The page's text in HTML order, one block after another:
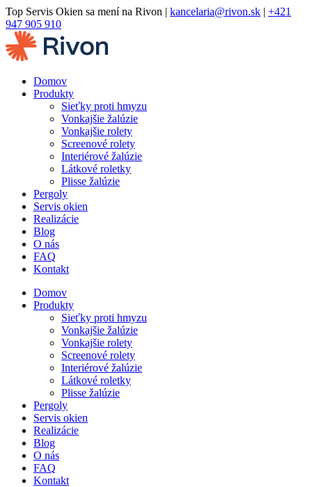
Preskočiť
na
obsah
Top Servis Okien sa mení na Rivon | kancelaria@rivon.sk | +421
947 905 910
Domov
Produkty
Sieťky proti hmyzu
Vonkajšie žalúzie
Vonkajšie rolety
Screenové rolety
Interiérové žalúzie
Látkové roletky
Plisse žalúzie
Pergoly
Servis okien
Realizácie
Blog
O nás
FAQ
Kontakt
Domov
Produkty
Sieťky proti hmyzu
Vonkajšie žalúzie
Vonkajšie rolety
Screenové rolety
Interiérové žalúzie
Látkové roletky
Plisse žalúzie
Pergoly
Servis okien
Realizácie
Blog
O nás
FAQ
Kontakt